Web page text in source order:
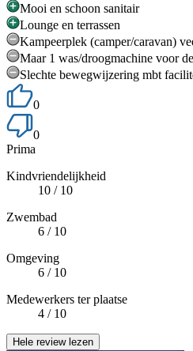
Mooi en schoon sanitair
Lounge en terrassen
Kampeerplek (camper/caravan)
Maar 1 was/droogmachine voor
Slechte bewegwijzering mbt
0
0
Prima
Kindvriendelijkheid
10 / 10
Zwembad
6 / 10
Omgeving
6 / 10
Medewerkers ter plaatse
4 / 10
Hele review lezen